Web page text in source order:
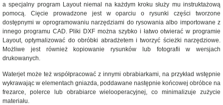
a specjalny program Layout niemal na każdym kroku służy mu instruktażową
pomocą. Cięcie prowadzone jest w oparciu o rysunki części tworzone
dostępnymi w oprogramowaniu narzędziami do rysowania albo importowane z
innego programu CAD. Pliki DXF można szybko i łatwo otwierać w programie
Layout, optymalizować do obróbki abradżetem i tworzyć ścieżki narzędziowe.
Możliwe jest również kopiowanie rysunków lub fotografii w wersjach
drukowanych.
Waterjet może też współpracować z innymi obrabiarkami, na przykład wstępnie
wykrawając w elementach gniazda, poddawane następnie końcowej obróbce na
frezarce, polerce lub obrabiarce wielooperacyjnej, co minimalizuje zużycie
materiału.